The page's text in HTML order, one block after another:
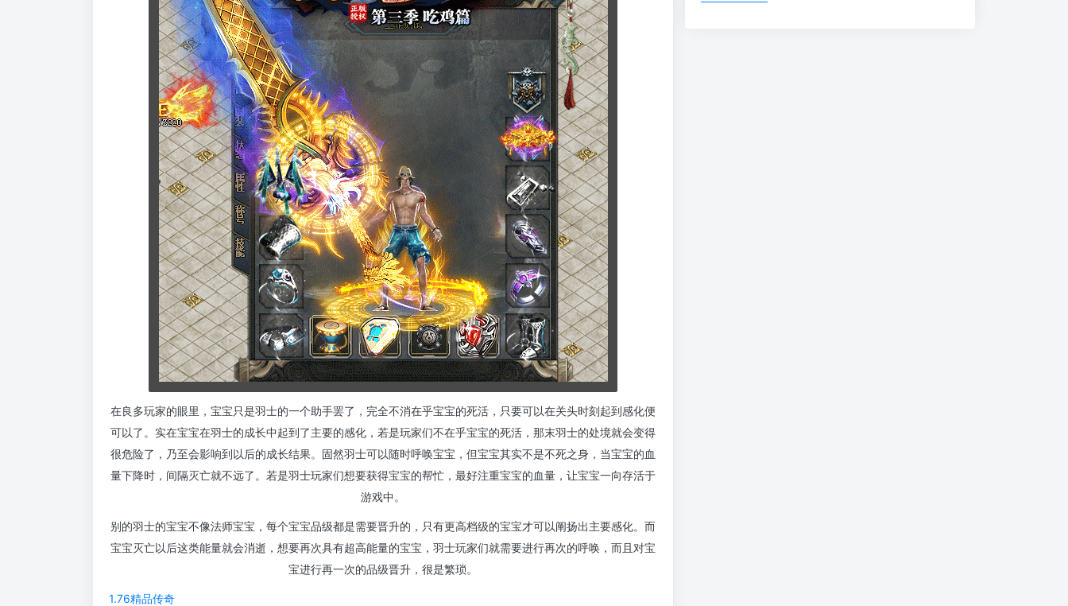
在良多玩家的眼里，宝宝只是羽士的一个助手罢了，完全不消在乎宝宝的死活，只要可以在关头时刻起到感化便
可以了。实在宝宝在羽士的成长中起到了主要的感化，若是玩家们不在乎宝宝的死活，那末羽士的处境就会变得
很危险了，乃至会影响到以后的成长结果。固然羽士可以随时呼唤宝宝，但宝宝其实不是不死之身，当宝宝的血
量下降时，间隔灭亡就不远了。若是羽士玩家们想要获得宝宝的帮忙，最好注重宝宝的血量，让宝宝一向存活于
游戏中。
别的羽士的宝宝不像法师宝宝，每个宝宝品级都是需要晋升的，只有更高档级的宝宝才可以阐扬出主要感化。而
宝宝灭亡以后这类能量就会消逝，想要再次具有超高能量的宝宝，羽士玩家们就需要进行再次的呼唤，而且对宝
宝进行再一次的品级晋升，很是繁琐。
1.76精品传奇